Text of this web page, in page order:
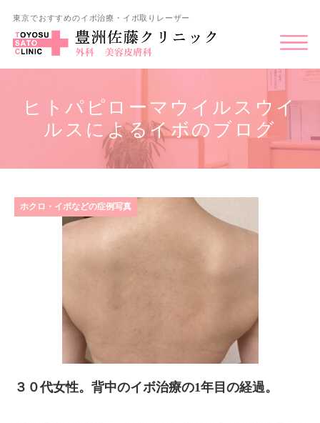
東京でおすすめのイボ治療・イボ取りレーザー
ヒトパピローマウイルスウイ
ルスによるイボのブログ
ホクロ・イボなどの症例写真
３０代女性。背中のイボ治療の1年目の経過。